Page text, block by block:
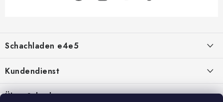
ß
z
e
i
Schachladen e4e5
Kontakt
Kundendienst
Geschäftsbedingungen
Über Schach